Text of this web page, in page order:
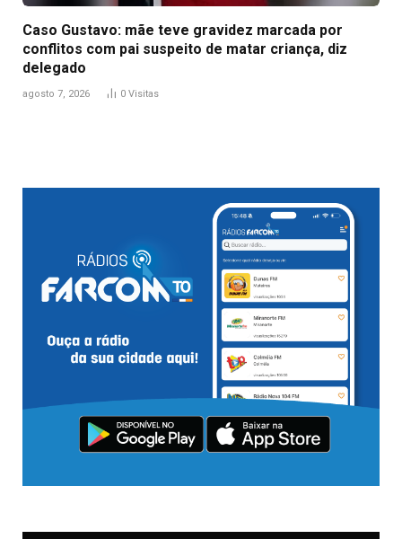
Caso Gustavo: mãe teve gravidez marcada por
conflitos com pai suspeito de matar criança, diz
delegado
agosto 7, 2026 0 Visitas